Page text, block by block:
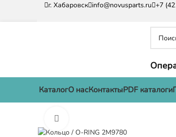
г. Хабаровск info@novusparts.ru +7
КаталогО насКонтактыPDF каталоги